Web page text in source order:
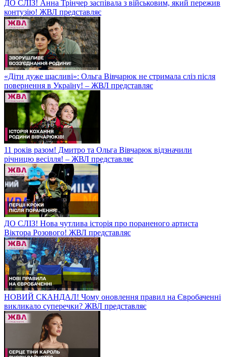
ДО СЛІЗ! Анна Трінчер заспівала з військовим, який пережив
контузію! ЖВЛ представляє
«Діти дуже щасливі»: Ольга Вівчарюк не стримала сліз після
повернення в Україну! – ЖВЛ представляє
11 років разом! Дмитро та Ольга Вівчарюк відзначили
річницю весілля! – ЖВЛ представляє
ДО СЛІЗ! Нова чутлива історія про пораненого артиста
Віктора Розового! ЖВЛ представляє
НОВИЙ СКАНДАЛ! Чому оновлення правил на Євробаченні
викликало суперечки? ЖВЛ представляє